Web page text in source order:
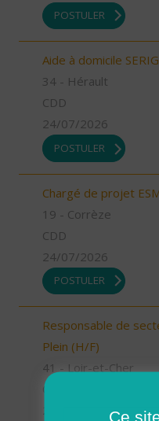
POSTULER
Aide à domicile
34 - Hérault
CDD
24/07/2026
POSTULER
Chargé de projet
19 - Corrèze
CDD
24/07/2026
POSTULER
Responsable de
Plein (H/F)
41 - Loir-et-Cher
CDI
Ce